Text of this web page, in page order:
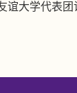
谊大学代表